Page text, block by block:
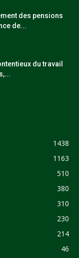
des pensions
de...
du travail
1438
1163
510
380
310
230
214
46